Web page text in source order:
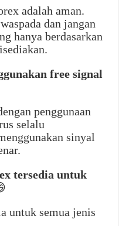
adalah aman.
dan jangan
hanya berdasarkan
free signal
penggunaan
selalu
sinyal
tersedia untuk
untuk semua jenis